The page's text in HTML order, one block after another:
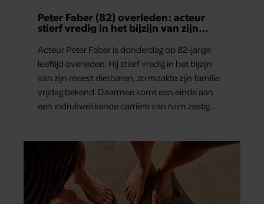
Peter Faber (82) overleden: acteur
stierf vredig in het bijzijn van zijn
Acteur Peter Faber is donderdag op 82-jarige
leeftijd overleden. Hij stierf vredig in het bijzijn
van zijn meest dierbaren, zo maakte zijn familie
vrijdag bekend. Daarmee komt een einde aan
een indrukwekkende carrière van ruim zestig